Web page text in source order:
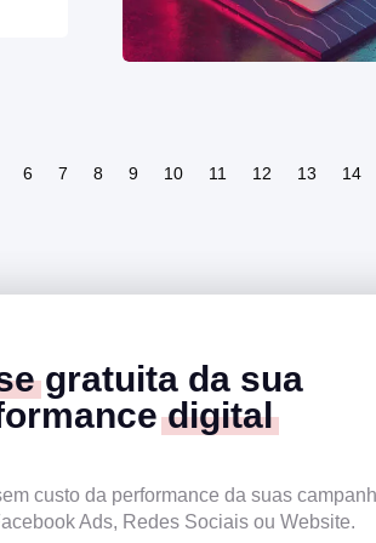
6 7 8 9 10 11 12 13 14
gratuita da sua
digital
custo da performance da suas
Ads, Redes Sociais ou Website.